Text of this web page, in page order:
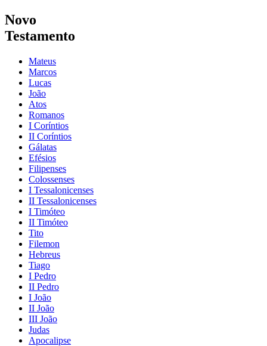
Novo
Testamento
Mateus
Marcos
Lucas
João
Atos
Romanos
I Coríntios
II Coríntios
Gálatas
Efésios
Filipenses
Colossenses
I Tessalonicenses
II Tessalonicenses
I Timóteo
II Timóteo
Tito
Filemon
Hebreus
Tiago
I Pedro
II Pedro
I João
II João
III João
Judas
Apocalipse